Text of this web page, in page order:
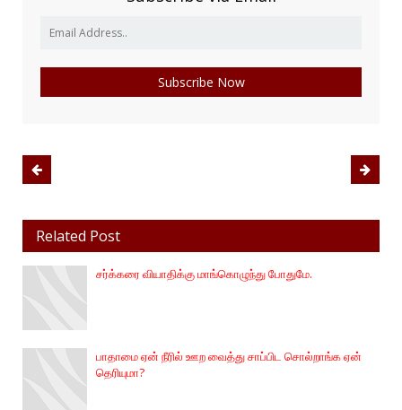
Related Post
சர்க்கரை வியாதிக்கு மாங்கொழுந்து போதுமே.
பாதாமை ஏன் நீரில் ஊற வைத்து சாப்பிட சொல்றாங்க ஏன்
தெரியுமா?